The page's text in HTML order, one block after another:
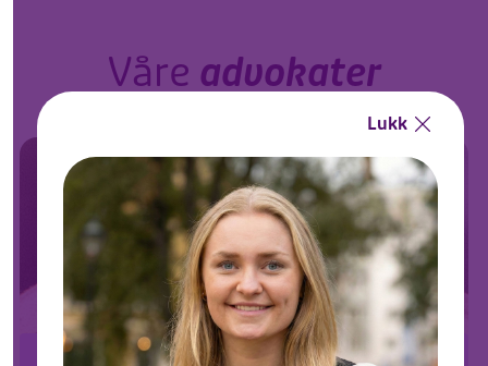
Våre advokater
Farooq
Lukk